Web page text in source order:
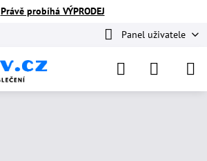
Právě probíhá VÝPRODEJ
Panel uživatele